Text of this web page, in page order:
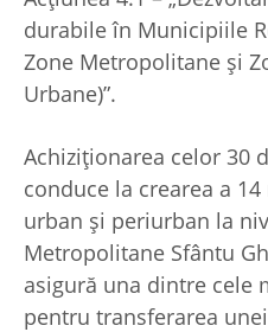
durabile în Municipiile
Zone Metropolitane și
Urbane)”.
Achiziționarea celor 30
conduce la crearea a
urban și periurban la
Metropolitane Sfântu
asigură una dintre cele
pentru transferarea